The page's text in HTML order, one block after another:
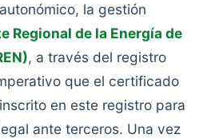
la gestión
Regional de la Energía de
, a través del registro
que el certificado
en este registro para
ante terceros. Una vez